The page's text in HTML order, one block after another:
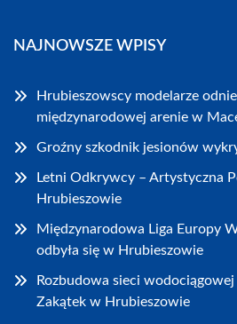
NAJNOWSZE WPISY
Hrubieszowscy modelarze
międzynarodowej arenie w
Groźny szkodnik jesionów
Letni Odkrywcy – Artystyczna
Hrubieszowie
Międzynarodowa Liga Europy
odbyła się w Hrubieszowie
Rozbudowa sieci
Zakątek w Hrubieszowie